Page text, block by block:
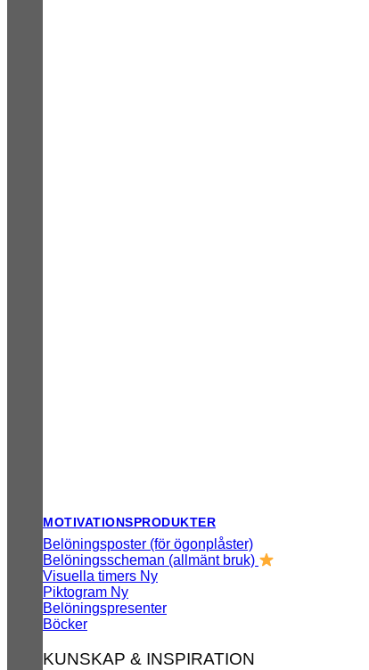
MOTIVATIONSPRODUKTER
Belöningsposter (för ögonplåster)
Belöningsscheman (allmänt bruk)
Visuella timers
Piktogram
Belöningspresenter
Böcker
KUNSKAP & INSPIRATION